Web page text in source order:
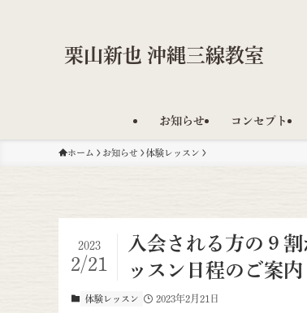
栗山新也 沖縄三線教室
お知らせ コンセプト
ホーム お知らせ 体験レッスン
入会される方の９
ッスン日程のご案内
2023
2/21
体験レッスン 2023年2月21日